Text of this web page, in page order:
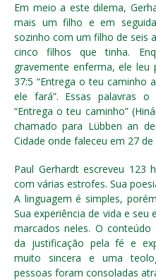
Em meio a este dilema,
mais um filho e em
sozinho com um filho de seis
cinco filhos que tinha.
gravemente enferma, ele leu
37:5 “Entrega o teu caminho
ele fará”. Essas palavras
“Entrega o teu caminho”
chamado para Lübben an
Cidade onde faleceu em 27
Paul Gerhardt escreveu 123
com várias estrofes. Sua
A linguagem é simples,
Sua experiência de vida e
marcados neles. O
da justificação pela fé e
muito sincera e uma
pessoas foram consoladas